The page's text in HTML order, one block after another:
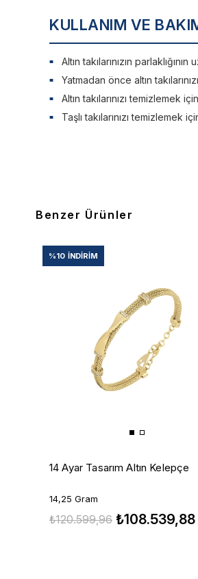
KULLANIM VE
Altın takılarınızın
Yatmadan önce altın
Altın takılarınızı temizlemek
Taşlı takılarınızı temizlemek
Benzer Ürünler
14 Ayar Tasarım Altın Kelepçe
14,25 Gram
₺108.539,88
₺120.599,96
%10 İNDIRIM